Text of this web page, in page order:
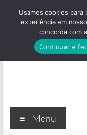
Pular
Menu
Usamos cookies para
experiência em
concorda com
Continuar e